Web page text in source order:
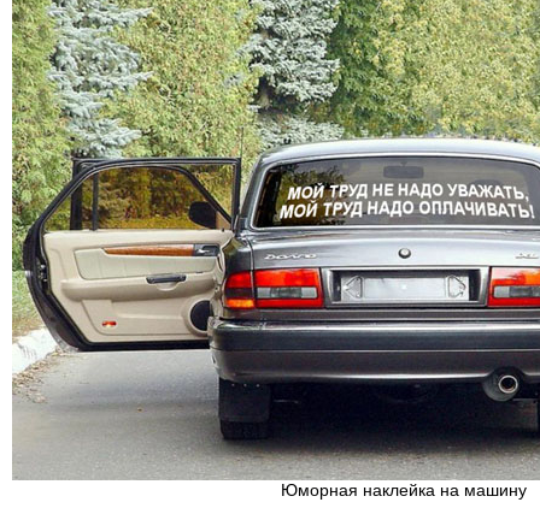
Юморная наклейка на машину